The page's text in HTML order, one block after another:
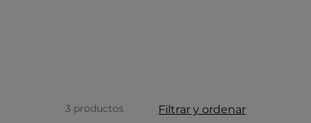
3 productos Filtrar y ordenar